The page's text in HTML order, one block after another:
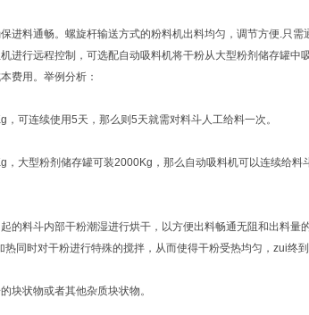
料通畅。螺旋杆输送方式的粉料机出料均匀，调节方便.只需
进行远程控制，可选配自动吸料机将干粉从大型粉剂储存罐
费用。举例分析：
连续使用5天，那么则5天就需对料斗人工给料一次。
型粉剂储存罐可装2000Kg，那么自动吸料机可以连续给料
料斗内部干粉潮湿进行烘干，以方便出料畅通无阻和出料量
同时对干粉进行特殊的搅拌，从而使得干粉受热均匀，zui终
状物或者其他杂质块状物。